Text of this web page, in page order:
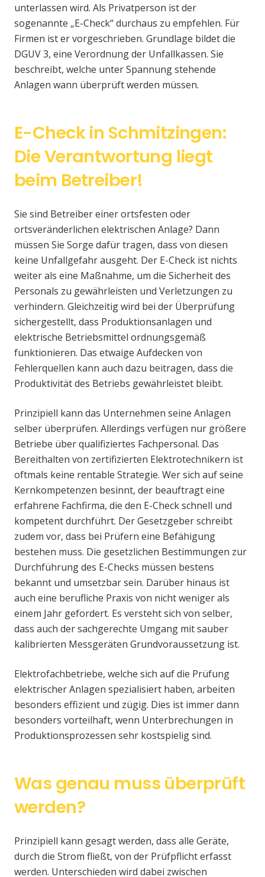
unterlassen wird. Als Privatperson ist der
sogenannte „E-Check“ durchaus zu empfehlen. Für
Firmen ist er vorgeschrieben. Grundlage bildet die
DGUV 3, eine Verordnung der Unfallkassen. Sie
beschreibt, welche unter Spannung stehende
Anlagen wann überprüft werden müssen.
E-Check in Schmitzingen:
Die Verantwortung liegt
beim Betreiber!
Sie sind Betreiber einer ortsfesten oder
ortsveränderlichen elektrischen Anlage? Dann
müssen Sie Sorge dafür tragen, dass von diesen
keine Unfallgefahr ausgeht. Der E-Check ist nichts
weiter als eine Maßnahme, um die Sicherheit des
Personals zu gewährleisten und Verletzungen zu
verhindern. Gleichzeitig wird bei der Überprüfung
sichergestellt, dass Produktionsanlagen und
elektrische Betriebsmittel ordnungsgemäß
funktionieren. Das etwaige Aufdecken von
Fehlerquellen kann auch dazu beitragen, dass die
Produktivität des Betriebs gewährleistet bleibt.
Prinzipiell kann das Unternehmen seine Anlagen
selber überprüfen. Allerdings verfügen nur größere
Betriebe über qualifiziertes Fachpersonal. Das
Bereithalten von zertifizierten Elektrotechnikern ist
oftmals keine rentable Strategie. Wer sich auf seine
Kernkompetenzen besinnt, der beauftragt eine
erfahrene Fachfirma, die den E-Check schnell und
kompetent durchführt. Der Gesetzgeber schreibt
zudem vor, dass bei Prüfern eine Befähigung
bestehen muss. Die gesetzlichen Bestimmungen zur
Durchführung des E-Checks müssen bestens
bekannt und umsetzbar sein. Darüber hinaus ist
auch eine berufliche Praxis von nicht weniger als
einem Jahr gefordert. Es versteht sich von selber,
dass auch der sachgerechte Umgang mit sauber
kalibrierten Messgeräten Grundvoraussetzung ist.
Elektrofachbetriebe, welche sich auf die Prüfung
elektrischer Anlagen spezialisiert haben, arbeiten
besonders effizient und zügig. Dies ist immer dann
besonders vorteilhaft, wenn Unterbrechungen in
Produktionsprozessen sehr kostspielig sind.
Was genau muss überprüft
werden?
Prinzipiell kann gesagt werden, dass alle Geräte,
durch die Strom fließt, von der Prüfpflicht erfasst
werden. Unterschieden wird dabei zwischen